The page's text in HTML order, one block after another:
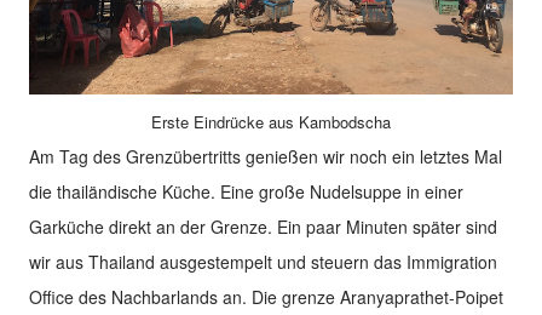
Erste Eindrücke aus Kambodscha
Am Tag des Grenzübertritts genießen wir noch ein letztes Mal
die thailändische Küche. Eine große Nudelsuppe in einer
Garküche direkt an der Grenze. Ein paar Minuten später sind
wir aus Thailand ausgestempelt und steuern das Immigration
Office des Nachbarlands an. Die grenze Aranyaprathet-Poipet